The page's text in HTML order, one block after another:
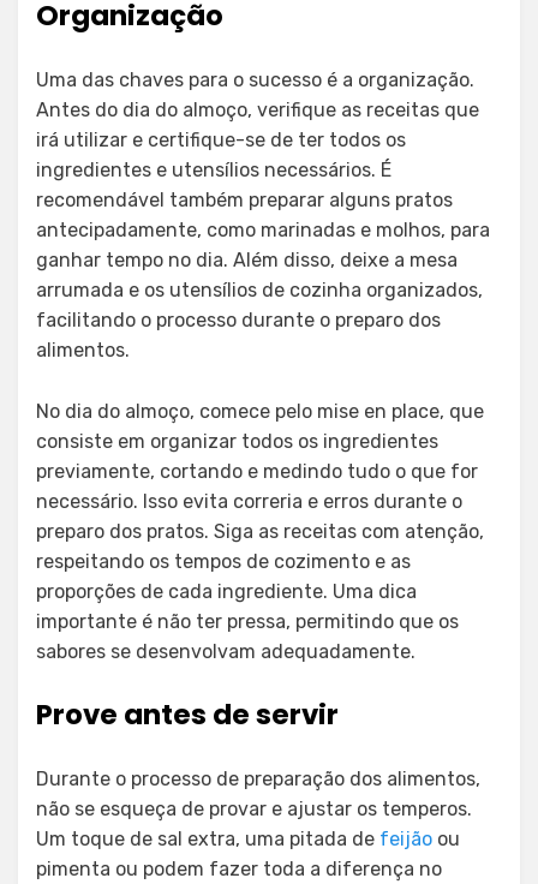
Organização
Uma das chaves para o sucesso é a organização.
Antes do dia do almoço, verifique as receitas que
irá utilizar e certifique-se de ter todos os
ingredientes e utensílios necessários. É
recomendável também preparar alguns pratos
antecipadamente, como marinadas e molhos, para
ganhar tempo no dia. Além disso, deixe a mesa
arrumada e os utensílios de cozinha organizados,
facilitando o processo durante o preparo dos
alimentos.
No dia do almoço, comece pelo mise en place, que
consiste em organizar todos os ingredientes
previamente, cortando e medindo tudo o que for
necessário. Isso evita correria e erros durante o
preparo dos pratos. Siga as receitas com atenção,
respeitando os tempos de cozimento e as
proporções de cada ingrediente. Uma dica
importante é não ter pressa, permitindo que os
sabores se desenvolvam adequadamente.
Prove antes de servir
Durante o processo de preparação dos alimentos,
não se esqueça de provar e ajustar os temperos.
Um toque de sal extra, uma pitada de feijão ou
pimenta ou podem fazer toda a diferença no